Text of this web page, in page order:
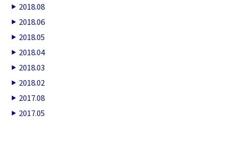
2018.08
2018.06
2018.05
2018.04
2018.03
2018.02
2017.08
2017.05